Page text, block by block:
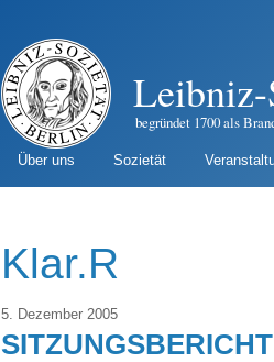
Leibniz-
begründet 1700 als
Über uns Sozietät
Klar.R
5. Dezember 2005